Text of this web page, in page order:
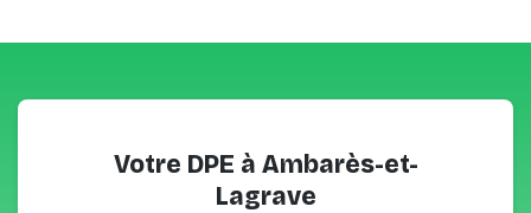
Votre DPE à Ambarès-et-
Lagrave